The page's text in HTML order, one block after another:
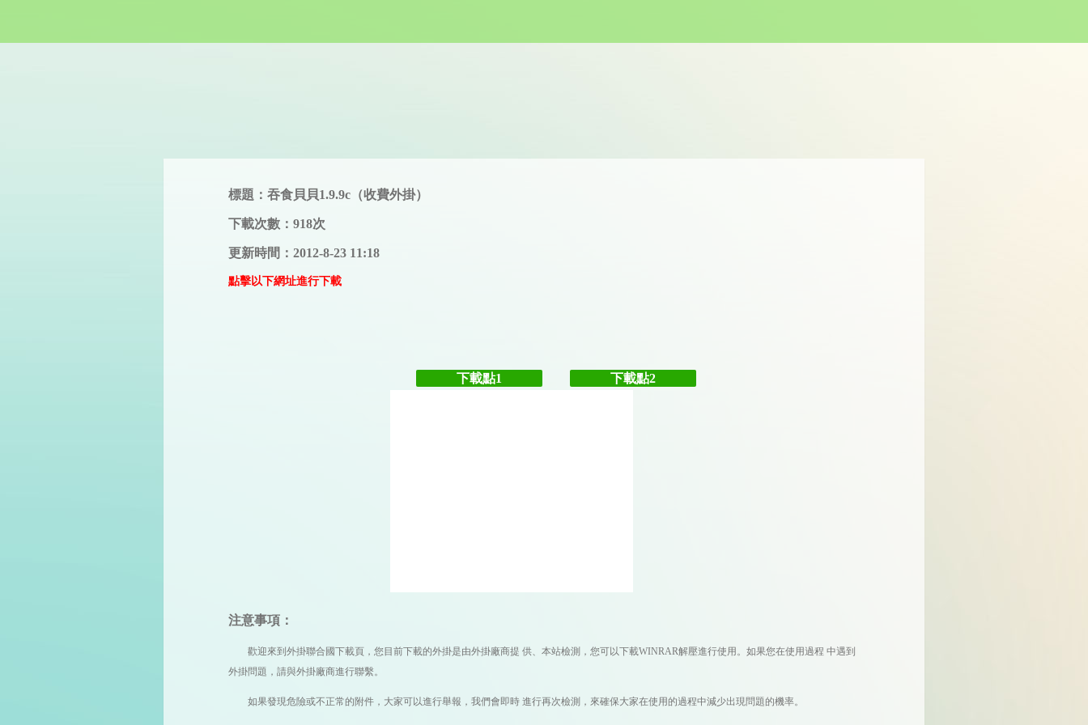
標題：吞食貝貝1.9.9c（收費外掛）
下載次數：918次
更新時間：2012-8-23 11:18
點擊以下網址進行下載
下載點1 下載點2
注意事項：
歡迎來到外掛聯合國下載頁，您目前下載的外掛是由外掛廠商提 供、本站檢測，您可以下載WINRAR解壓進行使用。如果您在使用過程 中遇到
外掛問題，請與外掛廠商進行聯繫。
如果發現危險或不正常的附件，大家可以進行舉報，我們會即時 進行再次檢測，來確保大家在使用的過程中減少出現問題的機率。